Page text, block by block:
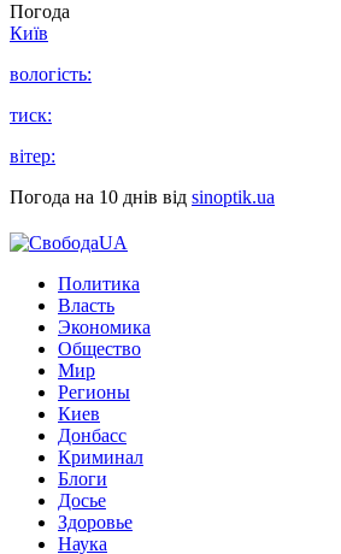
Погода
Київ
вологість:
тиск:
вітер:
Погода на 10 днів від sinoptik.ua
Политика
Власть
Экономика
Общество
Мир
Регионы
Киев
Донбасс
Криминал
Блоги
Досье
Здоровье
Наука